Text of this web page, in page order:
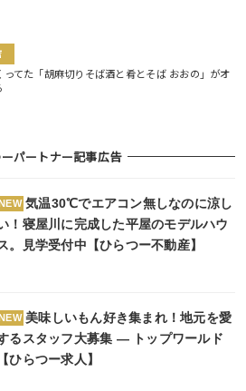
ってた「胡麻切りそば酒と肴とそば おおの」がオ
パートナー記事広告
気温30℃でエアコン無しなのに涼し
！寝屋川に完成した平屋のモデルハウ
。見学受付中【ひらつー不動産】
NEW 美味しいもん好き集まれ！地元を愛
るスタッフ大募集 ― トップワールド
【ひらつー求人】